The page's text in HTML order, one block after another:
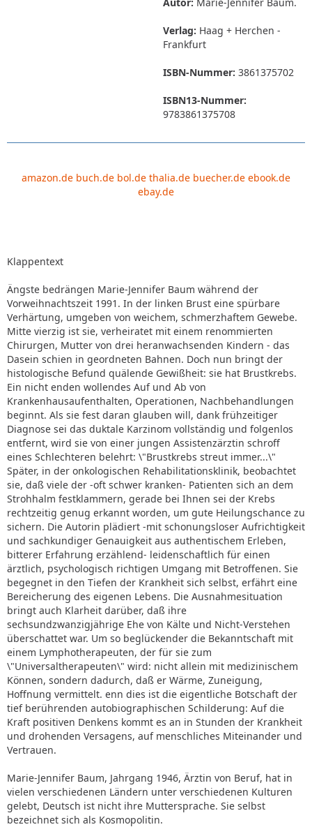
Verlag: Haag + Herchen -
Frankfurt
ISBN-Nummer: 3861375702
ISBN13-Nummer:
9783861375708
amazon.de buch.de bol.de thalia.de buecher.de ebook.de
ebay.de
Klappentext
Ängste bedrängen Marie-Jennifer Baum während der
Vorweihnachtszeit 1991. In der linken Brust eine spürbare
Verhärtung, umgeben von weichem, schmerzhaftem Gewebe.
Mitte vierzig ist sie, verheiratet mit einem renommierten
Chirurgen, Mutter von drei heranwachsenden Kindern - das
Dasein schien in geordneten Bahnen. Doch nun bringt der
histologische Befund quälende Gewißheit: sie hat Brustkrebs.
Ein nicht enden wollendes Auf und Ab von
Krankenhausaufenthalten, Operationen, Nachbehandlungen
beginnt. Als sie fest daran glauben will, dank frühzeitiger
Diagnose sei das duktale Karzinom vollständig und folgenlos
entfernt, wird sie von einer jungen Assistenzärztin schroff
eines Schlechteren belehrt: \"Brustkrebs streut immer...\"
Später, in der onkologischen Rehabilitationsklinik, beobachtet
sie, daß viele der -oft schwer kranken- Patienten sich an dem
Strohhalm festklammern, gerade bei Ihnen sei der Krebs
rechtzeitig genug erkannt worden, um gute Heilungschance zu
sichern. Die Autorin plädiert -mit schonungsloser Aufrichtigkeit
und sachkundiger Genauigkeit aus authentischem Erleben,
bitterer Erfahrung erzählend- leidenschaftlich für einen
ärztlich, psychologisch richtigen Umgang mit Betroffenen. Sie
begegnet in den Tiefen der Krankheit sich selbst, erfährt eine
Bereicherung des eigenen Lebens. Die Ausnahmesituation
bringt auch Klarheit darüber, daß ihre
sechsundzwanzigjährige Ehe von Kälte und Nicht-Verstehen
überschattet war. Um so beglückender die Bekanntschaft mit
einem Lymphotherapeuten, der für sie zum
\"Universaltherapeuten\" wird: nicht allein mit medizinischem
Können, sondern dadurch, daß er Wärme, Zuneigung,
Hoffnung vermittelt. enn dies ist die eigentliche Botschaft der
tief berührenden autobiographischen Schilderung: Auf die
Kraft positiven Denkens kommt es an in Stunden der Krankheit
und drohenden Versagens, auf menschliches Miteinander und
Vertrauen.
Marie-Jennifer Baum, Jahrgang 1946, Ärztin von Beruf, hat in
vielen verschiedenen Ländern unter verschiedenen Kulturen
gelebt, Deutsch ist nicht ihre Muttersprache. Sie selbst
bezeichnet sich als Kosmopolitin.